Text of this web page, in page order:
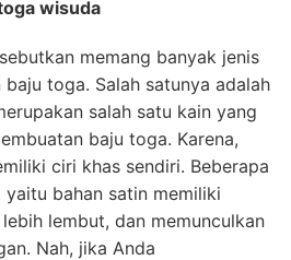
wisuda
memang banyak jenis
toga. Salah satunya adalah
salah satu kain yang
baju toga. Karena,
ciri khas sendiri. Beberapa
bahan satin memiliki
lembut, dan memunculkan
Nah, jika Anda